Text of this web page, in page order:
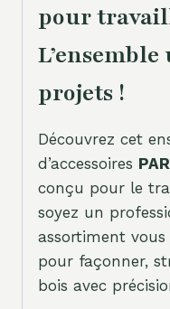
pour
projets !
Découvrez cet
d’accessoires
conçu pour le
soyez un
assortiment
pour façonner,
bois avec